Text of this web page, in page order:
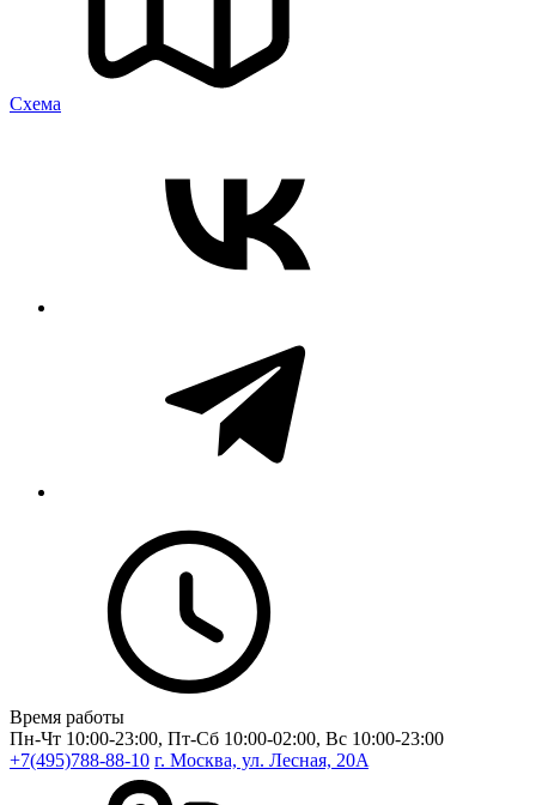
Cхема
Время работы
Пн-Чт 10:00-23:00, Пт-Сб 10:00-02:00, Вс 10:00-23:00
+7(495)788-88-10 г. Москва, ул. Лесная, 20A